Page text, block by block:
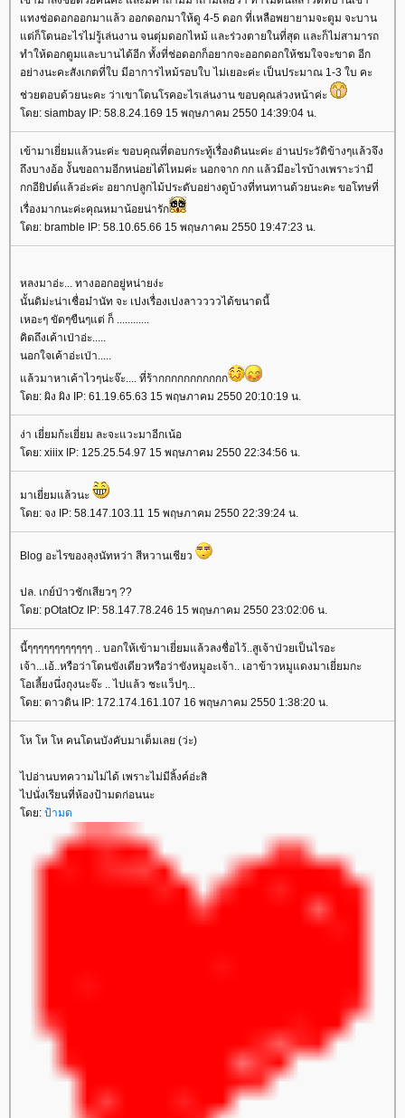
ทงช่อดอกออกมาแล้ว ออกดอกมาให้ดู 4-5 ดอก ที่เหลือพยายามจะตูม จะบาน
ต่ก็โดนอะไรไม่รู้เล่นงาน จนตุ่มดอกไหม้ และร่วงตายในที่สุด และก็ไม่สามารถ
ทำให้ดอกตูมและบานได้อีก ทั้งที่ช่อดอกก็อยากจะออกดอกให้ชมใจจะขาด อีก
อย่างนะคะสังเกตที่ใบ มีอาการไหม้รอบใบ ไม่เยอะค่ะ เป็นประมาณ 1-3 ใบ คะ
ช่วยตอบด้วยนะคะ ว่าเขาโดนโรคอะไรเล่นงาน ขอบคุณล่วงหน้าค่ะ
ดย: siambay IP: 58.8.24.169 15 พฤษภาคม 2550 14:39:04 น.
เข้ามาเยี่ยมแล้วนะค่ะ ขอบคุณที่ตอบกระทู้เรื่องดินนะค่ะ อ่านประวัติข้างๆแล้วจึง
ถึงบางอ้อ งั้นขอถามอีกหน่อยได้ไหมค่ะ นอกจาก กก แล้วมีอะไรบ้างเพราะว่ามี
กกอียิปต์แล้วอ่ะค่ะ อยากปลูกไม้ประดับอย่างดูบ้างที่ทนทานด้วยนะคะ ขอโทษที่
เรื่องมากนะค่ะคุณหมาน้อยน่ารัก
ดย: bramble IP: 58.10.65.66 15 พฤษภาคม 2550 19:47:23 น.
หลงมาอ่ะ... ทางออกอยู่หน่ายง่ะ
นั้นดิม่ะน่าเชื่อม๋านัท จะ เปงเรื่องเปงลาววววได้ขนาดนี้
เหอะๆ ขัดๆขืนๆแต่ ก็ ............
คิดถึงเค้าเป่าอ่ะ.....
นอกใจเค้าอ่ะเป่า.....
ล้วมาหาเค้าไวๆน่ะจ๊ะ.... ที่ร้ากกกกกกกกกกก
ดย: ผิง ผิง IP: 61.19.65.63 15 พฤษภาคม 2550 20:10:19 น.
ง่า เยี่ยมก้ะเยี่ยม ละจะแวะมาอีกเน้อ
ดย: xiiix IP: 125.25.54.97 15 พฤษภาคม 2550 22:34:56 น.
มาเยี่ยมแล้วนะ
ดย: จง IP: 58.147.103.11 15 พฤษภาคม 2550 22:39:24 น.
Blog อะไรของลุงนัทหว่า สีหวานเชียว
ปล. เกย์ป่าวชักเสียวๆ ??
ดย: pOtatOz IP: 58.147.78.246 15 พฤษภาคม 2550 23:02:06 น.
นี้ๆๆๆๆๆๆๆๆๆๆๆๆ .. บอกให้เข้ามาเยี่ยมแล้วลงชื่อไว้..สูเจ้าป่วยเป็นไรอะ
เจ้า...เอ้..หรือว่าโดนขังเดียวหรือว่าขังหมูอะเจ้า.. เอาข้าวหมูแดงมาเยี่ยมกะ
อเลี้ยงนึ่งถุงนะจ๊ะ .. ไปแล้ว ชะแว็ปๆ...
ดย: ดาวดิน IP: 172.174.161.107 16 พฤษภาคม 2550 1:38:20 น.
ห โห โห คนโดนบังคับมาเต็มเลย (ว่ะ)
ไปอ่านบทความไม่ได้ เพราะไม่มีลิ้งค์อ่ะสิ
ไปนั่งเรียนที่ห้องป้ามดก่อนนะ
ดย: ป้ามด